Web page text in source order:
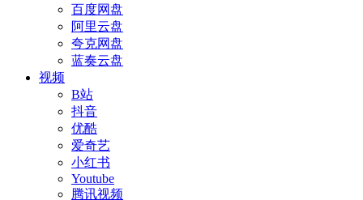
百度网盘
阿里云盘
夸克网盘
蓝奏云盘
视频
B站
抖音
优酷
爱奇艺
小红书
Youtube
腾讯视频